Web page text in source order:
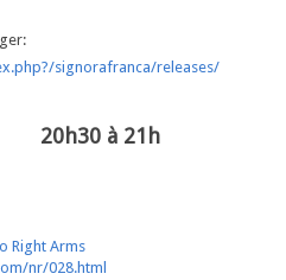
signorafranca/releases/
20h30 à 21h
Right Arms
nr/028.html